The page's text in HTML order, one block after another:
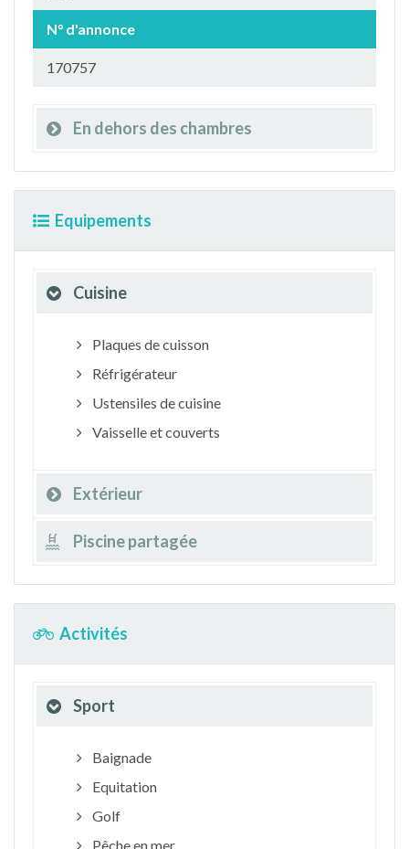
N° d'annonce
170757
En dehors des chambres
Equipements
Cuisine
Plaques de cuisson
Réfrigérateur
Ustensiles de cuisine
Vaisselle et couverts
Extérieur
Piscine partagée
Activités
Sport
Baignade
Equitation
Golf
Pêche en mer